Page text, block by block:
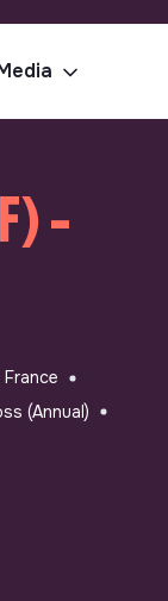
-
(Annual)